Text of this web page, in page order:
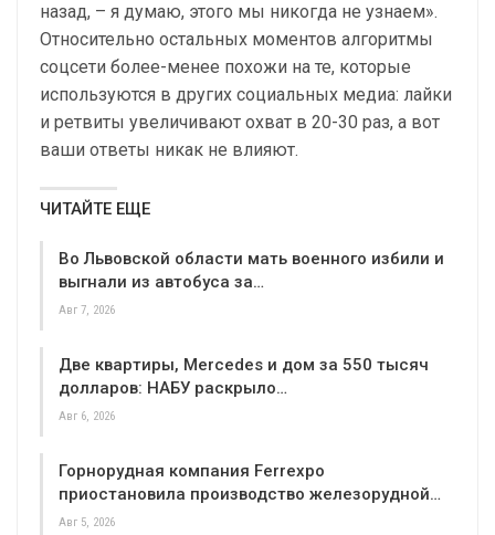
назад, – я думаю, этого мы никогда не узнаем».
Относительно остальных моментов алгоритмы
соцсети более-менее похожи на те, которые
используются в других социальных медиа: лайки
и ретвиты увеличивают охват в 20-30 раз, а вот
ваши ответы никак не влияют.
ЧИТАЙТЕ ЕЩЕ
Во Львовской области мать военного избили и
выгнали из автобуса за…
Авг 7, 2026
Две квартиры, Mercedes и дом за 550 тысяч
долларов: НАБУ раскрыло…
Авг 6, 2026
Горнорудная компания Ferrexpo
приостановила производство железорудной…
Авг 5, 2026